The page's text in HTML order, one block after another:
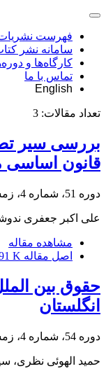
فهرست
سامانه نشر
کارگاه‌ها و
تماس با ما
English
تعداد مقالات: 3
بررسی سیر
قانون
دوره 51، شماره 4، زمستان 1400، صفحه
علی اکبر جعفری
مشاهده مقاله
اصل مقاله K
حقوق بین‏
انگلستان
دوره 54، شماره 4، زمستان 1403، صفحه
حمید الهوئی نظری،